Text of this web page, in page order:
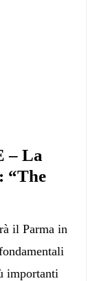
– La
“The
il Parma in
importanti